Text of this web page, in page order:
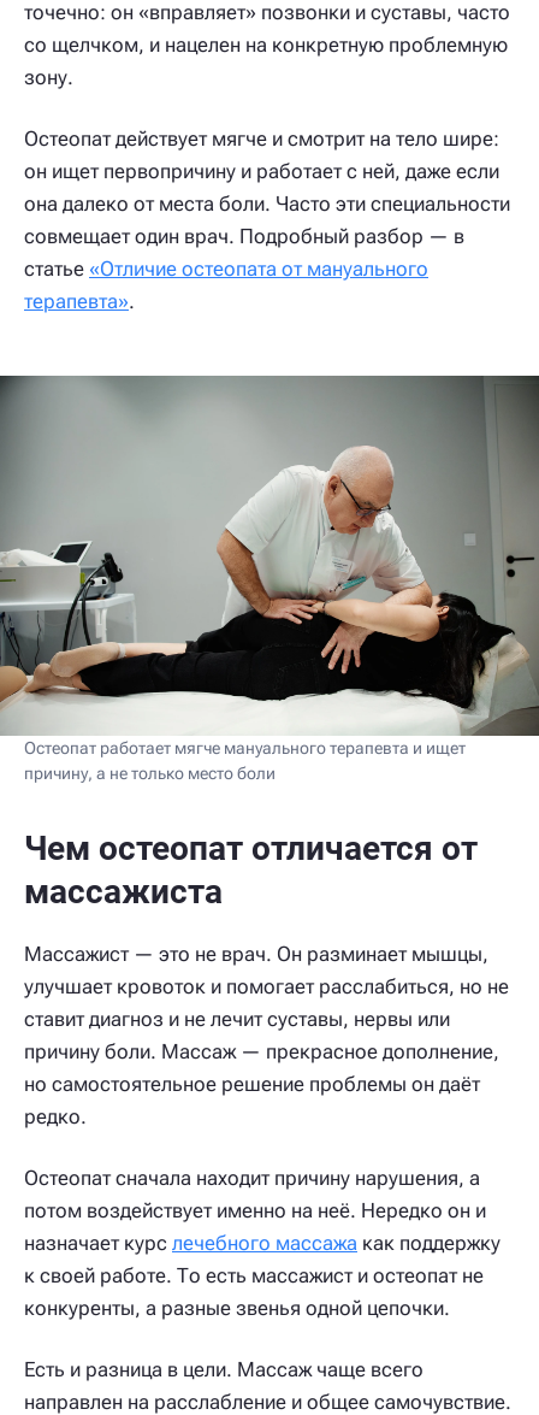
точечно: он «вправляет» позвонки и суставы, часто
со щелчком, и нацелен на конкретную проблемную
зону.
Остеопат действует мягче и смотрит на тело шире:
он ищет первопричину и работает с ней, даже если
она далеко от места боли. Часто эти специальности
совмещает один врач. Подробный разбор — в
статье «Отличие остеопата от мануального
терапевта».
Остеопат работает мягче мануального терапевта и ищет
причину, а не только место боли
Чем остеопат отличается от
массажиста
Массажист — это не врач. Он разминает мышцы,
улучшает кровоток и помогает расслабиться, но не
ставит диагноз и не лечит суставы, нервы или
причину боли. Массаж — прекрасное дополнение,
но самостоятельное решение проблемы он даёт
редко.
Остеопат сначала находит причину нарушения, а
потом воздействует именно на неё. Нередко он и
назначает курс лечебного массажа как поддержку
к своей работе. То есть массажист и остеопат не
конкуренты, а разные звенья одной цепочки.
Есть и разница в цели. Массаж чаще всего
направлен на расслабление и общее самочувствие.